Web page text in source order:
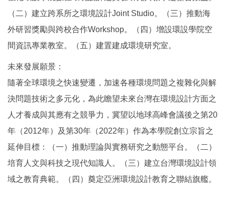
（二）建立跨系所之環境設計Joint Studio。（三）推動海
外研習獎勵與跨校合作Workshop。（四）增設環設學院空
間資訊專業教室。（五）建置建成環境研究室。
未來發展願景：
隨著全球環境之快速變遷，加速各種環境問題之複雜化與解
決問題技術之多元化，為此瞻望未來台灣在環境設計方面之
人才養成與其應有之競爭力，冀望以地球高峰會議後之第20
年（2012年）及第30年（2022年）作為本學院創立宗旨之
延伸目標：（一）推動理論與實務研究之動態平台。（二）
培育人文與科技之現代知識人。（三）建立台灣環境設計領
域之教育典範。（四）奠定亞洲環境設計教育之聯結旗艦。